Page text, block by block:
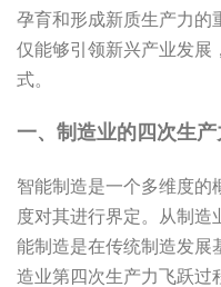
孕育和形成新质生产力的
仅能够引领新兴产业发展
式。
一、制造业的四次生
智能制造是一个多维度的
度对其进行界定。从制造
能制造是在传统制造发展
造业第四次生产力飞跃过